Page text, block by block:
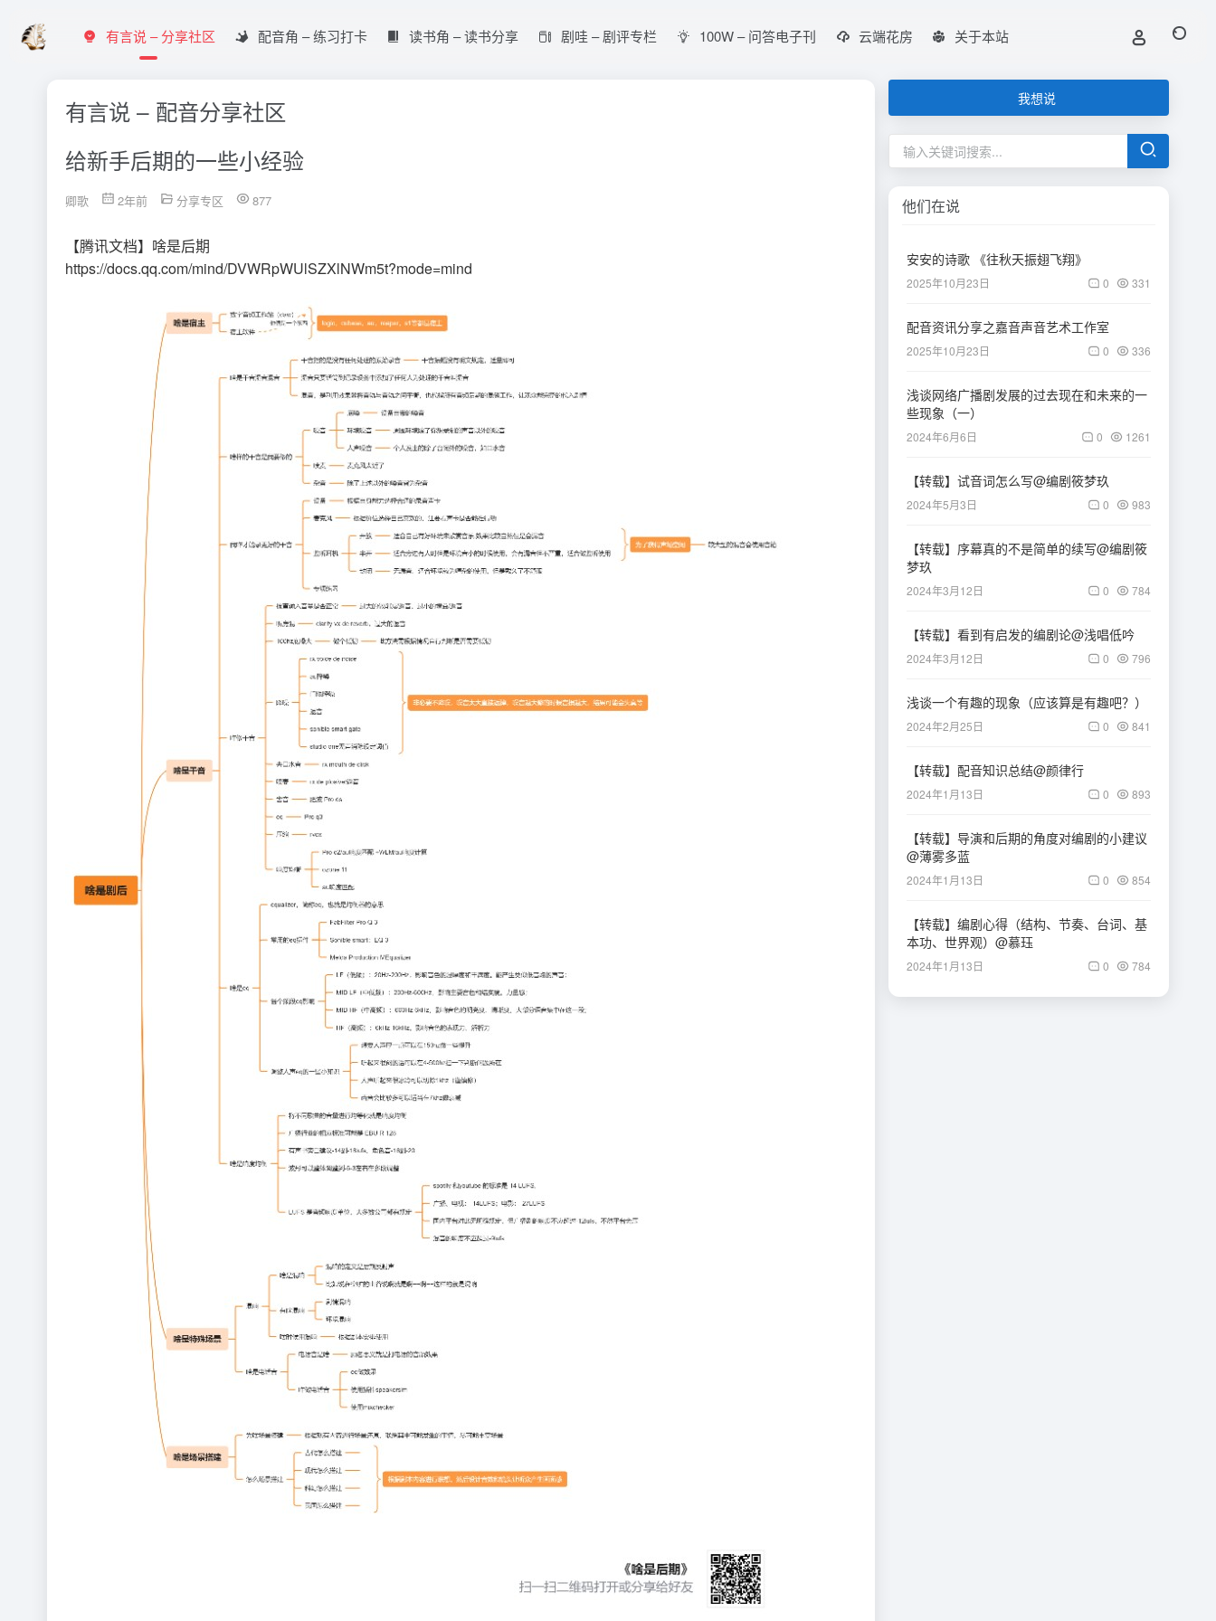
有言说 – 分享社区 配音角 – 练习打卡 读书角 – 读书分享 剧哇 – 剧评专栏 100W – 问答电子刊 云端花房 关于本站
有言说 – 配音分享社区
给新手后期的一些小经验
卿歌 2年前 分享专区 877
【腾讯文档】啥是后期
https://docs.qq.com/mind/DVWRpWUlSZXlNWm5t?mode=mind
我想说
他们在说
安安的诗歌 《往秋天振翅飞翔》
2025年10月23日 0 331
配音资讯分享之嘉音声音艺术工作室
2025年10月23日 0 336
浅谈网络广播剧发展的过去现在和未来的一
些现象（一）
2024年6月6日 0 1261
【转载】试音词怎么写@编剧筱梦玖
2024年5月3日 0 983
【转载】序幕真的不是简单的续写@编剧筱
梦玖
2024年3月12日 0 784
【转载】看到有启发的编剧论@浅唱低吟
2024年3月12日 0 796
浅谈一个有趣的现象（应该算是有趣吧？）
2024年2月25日 0 841
【转载】配音知识总结@颜律行
2024年1月13日 0 893
【转载】导演和后期的角度对编剧的小建议
@薄雾多蓝
2024年1月13日 0 854
【转载】编剧心得（结构、节奏、台词、基
本功、世界观）@慕珏
2024年1月13日 0 784